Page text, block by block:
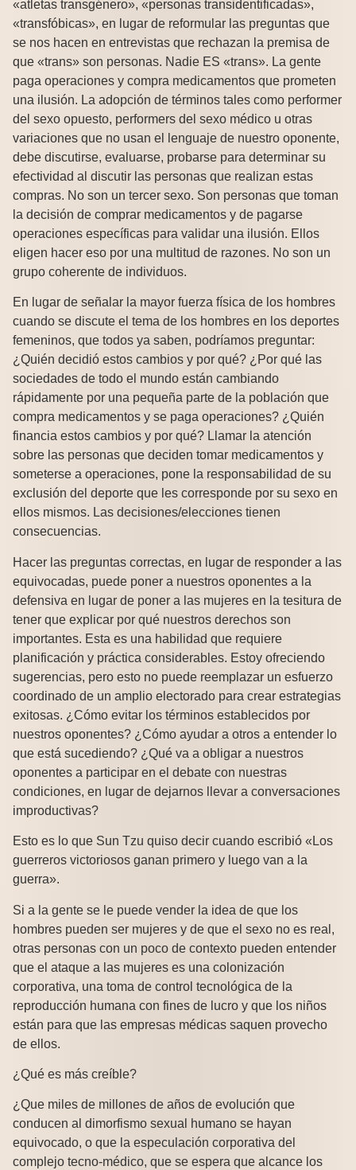
«atletas transgénero», «personas transidentificadas»,
«transfóbicas», en lugar de reformular las preguntas que
se nos hacen en entrevistas que rechazan la premisa de
que «trans» son personas. Nadie ES «trans». La gente
paga operaciones y compra medicamentos que prometen
una ilusión. La adopción de términos tales como performer
del sexo opuesto, performers del sexo médico u otras
variaciones que no usan el lenguaje de nuestro oponente,
debe discutirse, evaluarse, probarse para determinar su
efectividad al discutir las personas que realizan estas
compras. No son un tercer sexo. Son personas que toman
la decisión de comprar medicamentos y de pagarse
operaciones específicas para validar una ilusión. Ellos
eligen hacer eso por una multitud de razones. No son un
grupo coherente de individuos.
En lugar de señalar la mayor fuerza física de los hombres
cuando se discute el tema de los hombres en los deportes
femeninos, que todos ya saben, podríamos preguntar:
¿Quién decidió estos cambios y por qué? ¿Por qué las
sociedades de todo el mundo están cambiando
rápidamente por una pequeña parte de la población que
compra medicamentos y se paga operaciones? ¿Quién
financia estos cambios y por qué? Llamar la atención
sobre las personas que deciden tomar medicamentos y
someterse a operaciones, pone la responsabilidad de su
exclusión del deporte que les corresponde por su sexo en
ellos mismos. Las decisiones/elecciones tienen
consecuencias.
Hacer las preguntas correctas, en lugar de responder a las
equivocadas, puede poner a nuestros oponentes a la
defensiva en lugar de poner a las mujeres en la tesitura de
tener que explicar por qué nuestros derechos son
importantes. Esta es una habilidad que requiere
planificación y práctica considerables. Estoy ofreciendo
sugerencias, pero esto no puede reemplazar un esfuerzo
coordinado de un amplio electorado para crear estrategias
exitosas. ¿Cómo evitar los términos establecidos por
nuestros oponentes? ¿Cómo ayudar a otros a entender lo
que está sucediendo? ¿Qué va a obligar a nuestros
oponentes a participar en el debate con nuestras
condiciones, en lugar de dejarnos llevar a conversaciones
improductivas?
Esto es lo que Sun Tzu quiso decir cuando escribió «Los
guerreros victoriosos ganan primero y luego van a la
guerra».
Si a la gente se le puede vender la idea de que los
hombres pueden ser mujeres y de que el sexo no es real,
otras personas con un poco de contexto pueden entender
que el ataque a las mujeres es una colonización
corporativa, una toma de control tecnológica de la
reproducción humana con fines de lucro y que los niños
están para que las empresas médicas saquen provecho
de ellos.
¿Qué es más creíble?
¿Que miles de millones de años de evolución que
conducen al dimorfismo sexual humano se hayan
equivocado, o que la especulación corporativa del
complejo tecno-médico, que se espera que alcance los